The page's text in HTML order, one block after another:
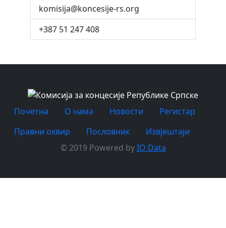
komisija@koncesije-rs.org
+387 51 247 408
Почетна O нама Новости
Регистар
Правни оквир
Пословник
Извјештаји
© 2019 Powered byIO Data